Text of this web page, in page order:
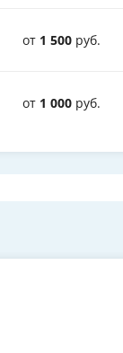
от 1 500 руб.
от 1 000 руб.